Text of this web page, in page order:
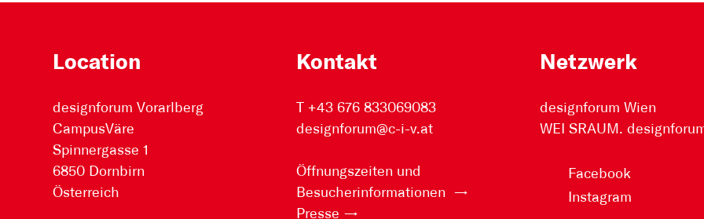
Location
designforum Vorarlberg
CampusVäre
Spinnergasse 1
6850 Dornbirn
Österreich
Kontakt
T +43 676 833069083
designforum@c-i-v.at
Öffnungszeiten und
Besucherinformationen
Presse
Netzwerk
designforum Wien
WEI SRAUM.
Facebook
Instagram